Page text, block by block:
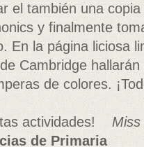
el también una
y finalmente
En la página liciosa
Cambridge
de colores.
actividades! Miss
de Primaria